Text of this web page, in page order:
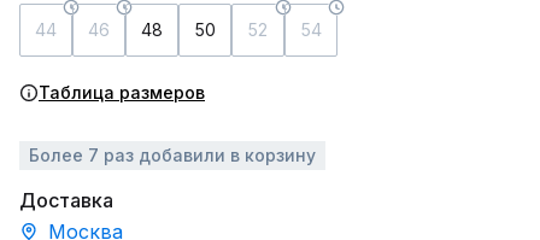
44 46 48 50 52 54
Таблица размеров
Более 7 раз добавили в корзину
Доставка
Москва